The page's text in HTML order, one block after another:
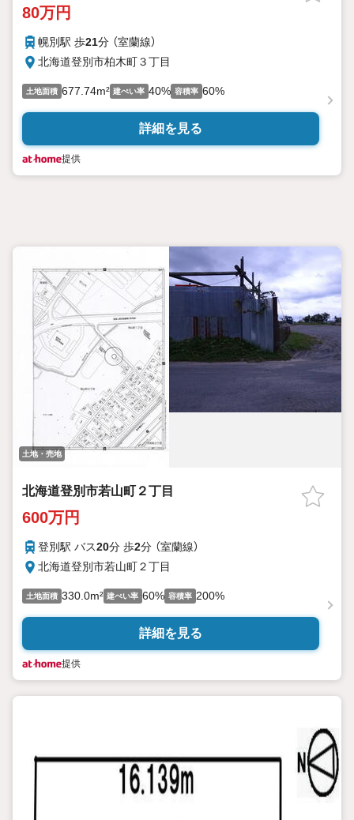
80万円
幌別駅 歩21分 （室蘭線）
北海道登別市柏木町３丁目
土地面積 677.74m² 建ぺい率 40% 容積率 60%
詳細を見る
提供
土地・売地
北海道登別市若山町２丁目
600万円
登別駅 バス20分 歩2分 （室蘭線）
北海道登別市若山町２丁目
土地面積 330.0m² 建ぺい率 60% 容積率 200%
詳細を見る
提供